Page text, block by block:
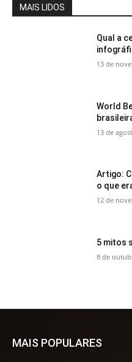
MAIS LIDOS
Qual a
13 de
World
13 de
Artigo:
o que
12 de
5 mitos
8 de
MAIS POPULARES